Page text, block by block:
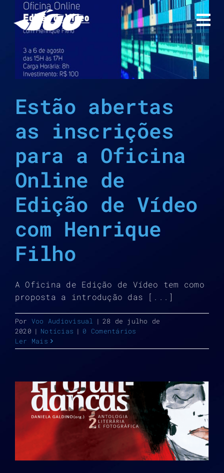
para
Estão abertas
as inscrições
para a Oficina
Online de
Edição de Vídeo
com Henrique
Filho
A Oficina de Edição de Vídeo tem como
proposta a introdução das [...]
Por Voo Audiovisual | 28 de julho de
2020 | Notícias | 0 Comentários
Ler Mais